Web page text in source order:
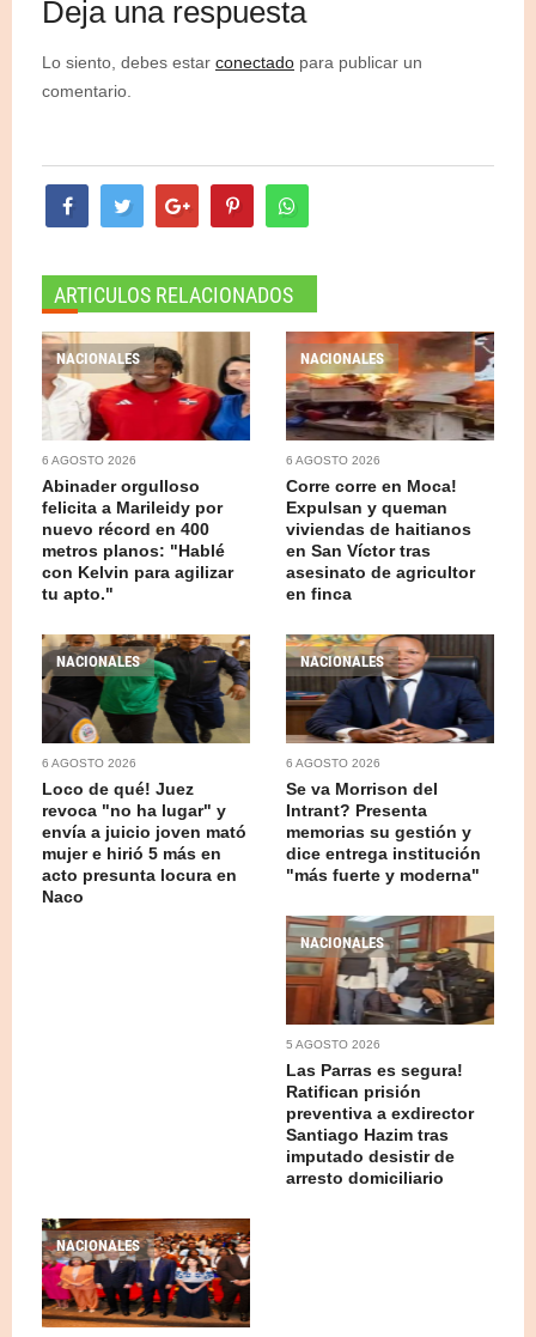
Deja una respuesta
Lo siento, debes estar conectado para publicar un
comentario.
ARTICULOS RELACIONADOS
NACIONALES
6 AGOSTO 2026
Abinader orgulloso
felicita a Marileidy por
nuevo récord en 400
metros planos: "Hablé
con Kelvin para agilizar
tu apto."
NACIONALES
6 AGOSTO 2026
Corre corre en Moca!
Expulsan y queman
viviendas de haitianos
en San Víctor tras
asesinato de agricultor
en finca
NACIONALES
6 AGOSTO 2026
Loco de qué! Juez
revoca "no ha lugar" y
envía a juicio joven mató
mujer e hirió 5 más en
acto presunta locura en
Naco
NACIONALES
6 AGOSTO 2026
Se va Morrison del
Intrant? Presenta
memorias su gestión y
dice entrega institución
"más fuerte y moderna"
NACIONALES
5 AGOSTO 2026
Las Parras es segura!
Ratifican prisión
preventiva a exdirector
Santiago Hazim tras
imputado desistir de
arresto domiciliario
NACIONALES